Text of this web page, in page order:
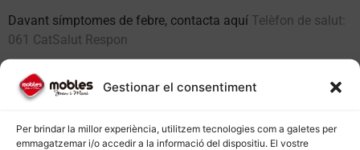
Gestionar el consentiment
Per brindar la millor experiència, utilitzem tecnologies com a galetes per
emmagatzemar i/o accedir a la informació del dispositiu. El vostre
Davant símptomes de febre, contacta aquí Telèfon de salut:
061 CatSalut Respon
Consells per mantenir els teus
mobles entapissats com nous
En «Decoració»
Els errors més comuns a l’hora
En «Decoració»